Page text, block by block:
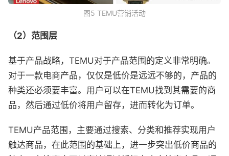
图5 TEMU营销活动
（2）范围层
基于产品战略，TEMU对于产品范围的定义非常明确。
对于一款电商产品，仅仅是低价是远远不够的，产品的
种类还必须要丰富。用户可以在TEMU找到其需要的商
品，然后通过低价将用户留存，进而转化为订单。
TEMU产品范围，主要通过搜索、分类和推荐实现用户
触达商品，在此范围的基础上，进一步突出低价商品的